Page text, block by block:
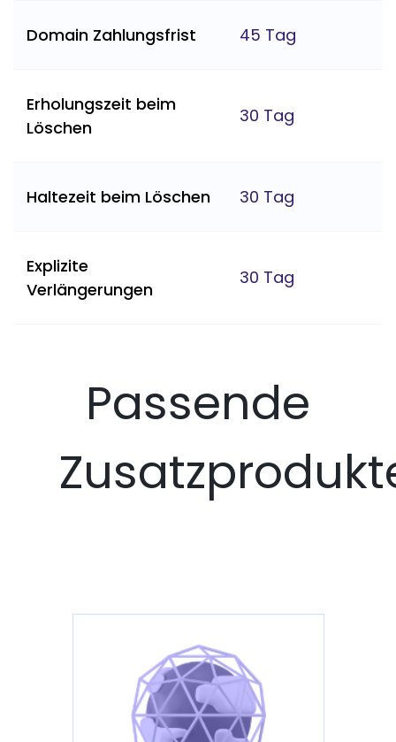
Domain Zahlungsfrist 45 Tag
Erholungszeit beim
Löschen
30 Tag
Haltezeit beim Löschen 30 Tag
Explizite
Verlängerungen
30 Tag
Passende